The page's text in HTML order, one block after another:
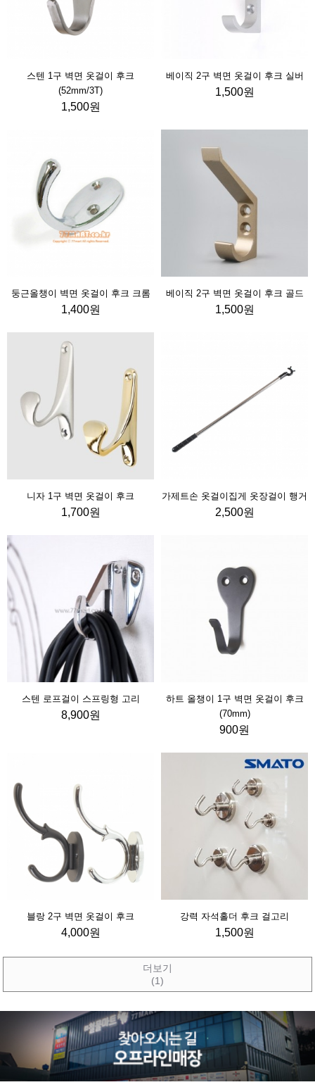
스텐 1구 벽면 옷걸이 후크
(52mm/3T)
1,500원
베이직 2구 벽면 옷걸이 후크 실버
1,500원
둥근올챙이 벽면 옷걸이 후크 크롬
1,400원
베이직 2구 벽면 옷걸이 후크 골드
1,500원
니자 1구 벽면 옷걸이 후크
1,700원
가제트손 옷걸이집게 옷장걸이 행거
2,500원
스텐 로프걸이 스프링형 고리
8,900원
하트 올챙이 1구 벽면 옷걸이 후크
(70mm)
900원
블랑 2구 벽면 옷걸이 후크
4,000원
강력 자석홀더 후크 걸고리
1,500원
더보기
(1)